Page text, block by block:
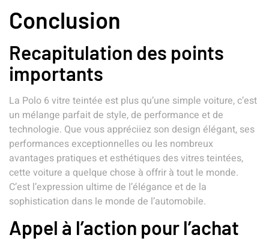
Conclusion
Recapitulation des points
importants
La Polo 6 vitre teintée est plus qu’une simple voiture, c’est
un mélange parfait de style, de performance et de
technologie. Que vous appréciiez son design élégant, ses
performances exceptionnelles ou les nombreux
avantages pratiques et esthétiques des vitres teintées,
cette voiture a quelque chose à offrir à tout le monde.
C’est l’expression ultime de l’élégance et de la
sophistication dans le monde de l’automobile.
Appel à l’action pour l’achat